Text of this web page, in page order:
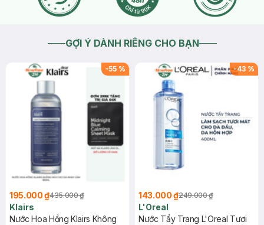
GỢI Ý DÀNH RIÊNG CHO BẠN
-55 %
195.000 ₫435.000 ₫
Klairs
Nước Hoa Hồng Klairs Không
-43 %
143.000 ₫249.000 ₫
L'Oreal
Nước Tẩy Trang L'Oreal Tươi